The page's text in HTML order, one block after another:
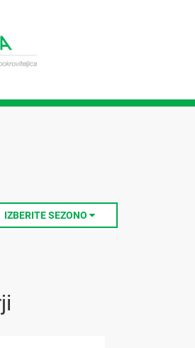
IZBERITE SEZONO